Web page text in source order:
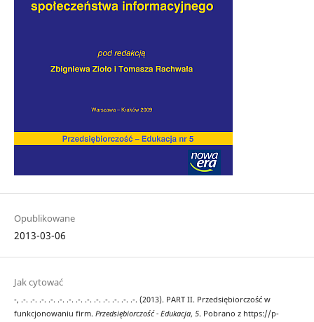
Opublikowane
2013-03-06
Jak cytować
-, .-. .-. .-. .-. .-. .-. .-. .-. .-. .-. .-. .-. .-. (2013). PART II. Przedsiębiorczość w
funkcjonowaniu firm. Przedsiębiorczość - Edukacja, 5. Pobrano z https://p-